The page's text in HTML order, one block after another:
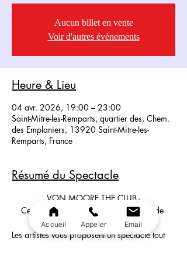
Aucun billet en vente
Voir d'autres événements
Heure & Lieu
04 avr. 2026, 19:00 – 23:00
Saint-Mitre-les-Remparts, quartier des, Chem.
des Emplaniers, 13920 Saint-Mitre-les-
Remparts, France
Résumé du Spectacle
VON MOORE THE CLUB -
Cette année Vita Von Moore a décidé de
créer le Von Moore Club Cabaret.
Les artistes vous proposent un spectacle tout
Accueil Appeler Email